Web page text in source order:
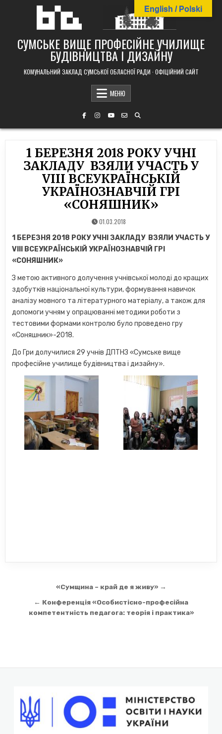
СУМСЬКЕ ВИЩЕ ПРОФЕСІЙНЕ УЧИЛИЩЕ
БУДІВНИЦТВА І ДИЗАЙНУ
КОМУНАЛЬНИЙ ЗАКЛАД СУМСЬКОЇ ОБЛАСНОЇ РАДИ · ОФІЦІЙНИЙ САЙТ
МЕНЮ
1 БЕРЕЗНЯ 2018 РОКУ УЧНІ
ЗАКЛАДУ ВЗЯЛИ УЧАСТЬ У
VIIІ ВСЕУКРАЇНСЬКІЙ
УКРАЇНОЗНАВЧІЙ ГРІ
«СОНЯШНИК»
01.03.2018
1 БЕРЕЗНЯ 2018 РОКУ УЧНІ ЗАКЛАДУ ВЗЯЛИ УЧАСТЬ У
VII
І ВСЕУКРАЇНСЬКІЙ УКРАЇНОЗНАВЧІЙ ГРІ
«СОНЯШНИК»
З метою активного долучення учнівської молоді до кращих
здобутків національної культури, формування навичок
аналізу мовного та літературного матеріалу, а також для
допомоги учням у опра­цюванні методики роботи з
тестовими формами контролю було проведено гру
«Соняшник»-2018.
До Гри долучилися 29 учнів ДПТНЗ «Сумське вище
професійне училище будівництва і дизайну».
Навігація
записів
«Сумщина – край де я живу» →
← Конференція «Особистісно-професійна
компетентність педагога: теорія і практика»
English / Polski